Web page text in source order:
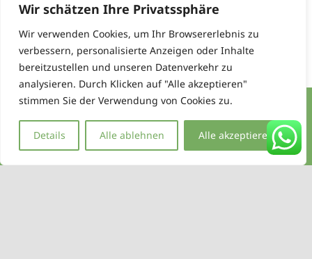
Wir schätzen Ihre Privatssphäre
Wir verwenden Cookies, um Ihr Browsererlebnis zu
verbessern, personalisierte Anzeigen oder Inhalte
bereitzustellen und unseren Datenverkehr zu
analysieren. Durch Klicken auf "Alle akzeptieren"
stimmen Sie der Verwendung von Cookies zu.
Details Alle ablehnen Alle akzeptieren